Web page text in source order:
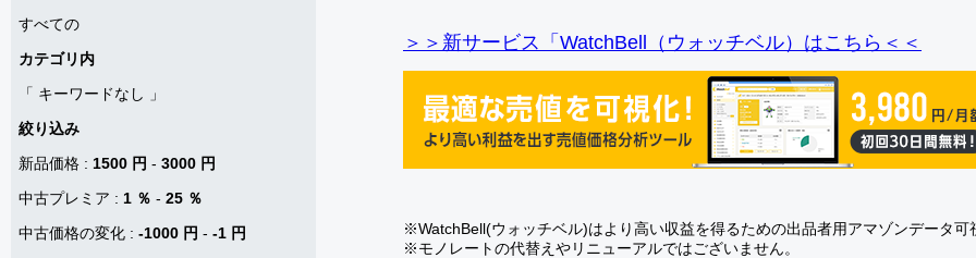
＞＞新サービス「WatchBell（ウォッチベル）はこちら＜＜
※WatchBell(ウォッチベル)はより高い収益を得るための出品者用アマゾンデータ可
※モノレートの代替えやリニューアルではございません。
すべての
カテゴリ内
「 キーワードなし
」
絞り込み
新品価格 : 1500 円 - 3000 円
中古プレミア : 1 ％ - 25 ％
中古価格の変化 : -1000 円 - -1 円